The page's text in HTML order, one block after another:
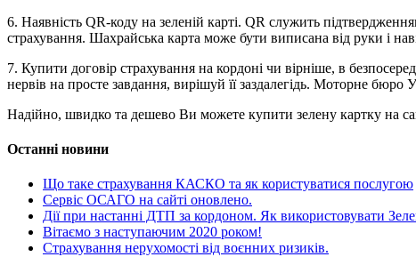
6. Наявність QR-коду на зеленій карті. QR служить
страхування. Шахрайська карта може бути виписана від руки і
7. Купити договір страхування на кордоні чи вірніше, в
нервів на просте завдання, вирішуй її заздалегідь. Моторне бюро
Надійно, швидко та дешево Ви можете купити зелену картку на
Останні новини
Що таке страхування КАСКО та як користуватися послугою
Сервіс ОСАГО на сайті оновлено.
Дії при настанні ДТП за кордоном. Як використовувати
Вітаємо з наступаючим 2020 роком!
Страхування нерухомості від воєнних ризиків.